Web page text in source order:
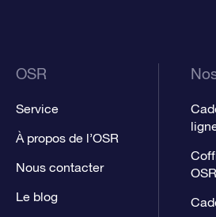
OSR
Service
À propos de l’OSR
Nous contacter
Le blog
OSR